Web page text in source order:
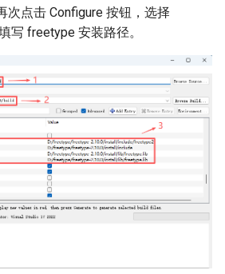
次点击 Configure 按钮，选择
写 freetype 安装路径。